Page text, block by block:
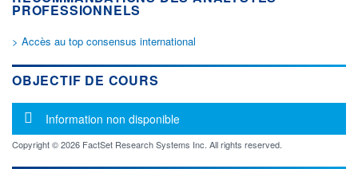
Cotation sur les autres places
0,000 51,190
+ HAUT
0,000
+ BAS
VOLUME
0
CAPITAL ÉCHANGÉ
VALORISATION
381 MEUR
DERNIER ÉCHANGE
10.06.15 / 17:46:25
PROFESSIONNELS
> Accès au top consensus international
OBJECTIF DE COURS
Message d'information
Information non disponible
Copyright © 2026 FactSet Research Systems Inc. All rights reserved.